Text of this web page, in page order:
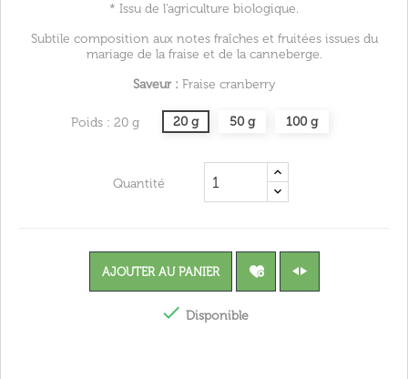
* Issu de l'agriculture biologique.
Subtile composition aux notes fraîches et fruitées issues du
mariage de la fraise et de la canneberge.
Saveur : Fraise cranberry
Poids : 20 g 20 g 50 g 100 g
Quantité
AJOUTER AU PANIER
 Disponible